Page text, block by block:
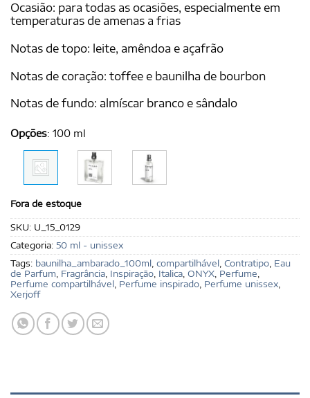
Ocasião: para todas as ocasiões, especialmente em
temperaturas de amenas a frias
Notas de topo: leite, amêndoa e açafrão
Notas de coração: toffee e baunilha de bourbon
Notas de fundo: almíscar branco e sândalo
Opções: 100 ml
Fora de estoque
SKU: U_15_0129
Categoria: 50 ml - unissex
Tags: baunilha_ambarado_100ml compartilhável Contratipo Eau
de Parfum Fragrância Inspiração Italica ONYX Perfume
Perfume compartilhável Perfume inspirado Perfume unissex
Xerjoff